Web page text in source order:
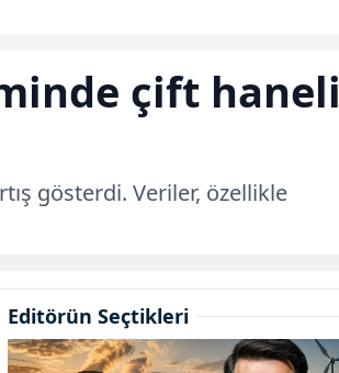
çift haneli
gösterdi. Veriler, özellikle
Editörün Seçtikleri